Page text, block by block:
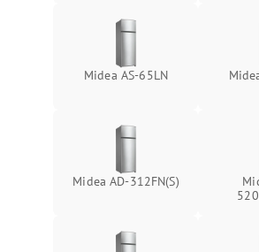
Midea AS-65LN
Midea AD-312FN(S)